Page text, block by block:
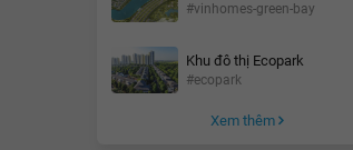
#vinhomes-green-bay
Khu đô thị Ecopark
#ecopark
Xem thêm